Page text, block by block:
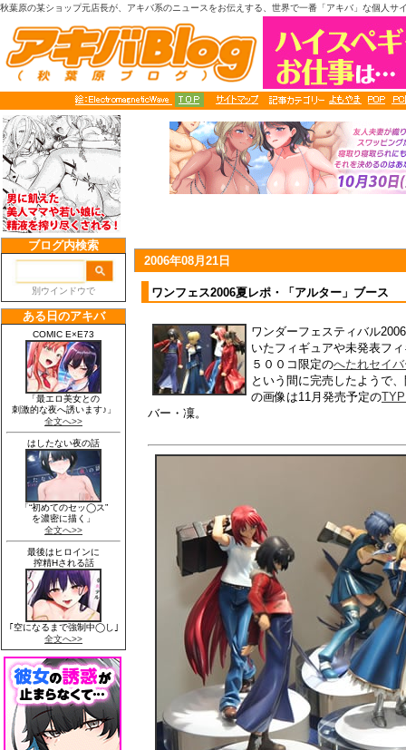
秋葉原の某ショップ元店長が、アキバ系のニュースをお伝えする、世界で一番「アキバ」な個人サ
2006年08月21日
ワンフェス2006夏レポ・「アルター」ブース
ワンダーフェスティバル
いたフィギュアや未発表フ
５００コ限定のへたれセイ
という間に完売したようで
の画像は11月発売予定の
バー・凜。